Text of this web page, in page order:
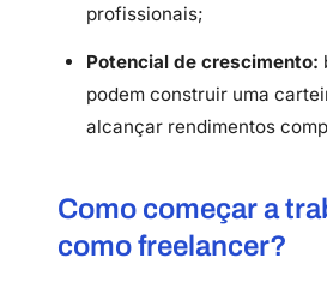
profissionais;
Potencial de crescimento:
podem construir uma
alcançar rendimentos
Como começar a
como freelancer?